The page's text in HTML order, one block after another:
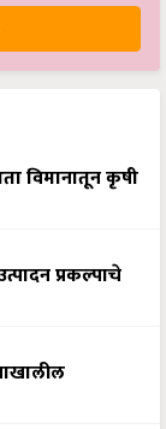
विमानातून कृषी
प्रकल्पाचे